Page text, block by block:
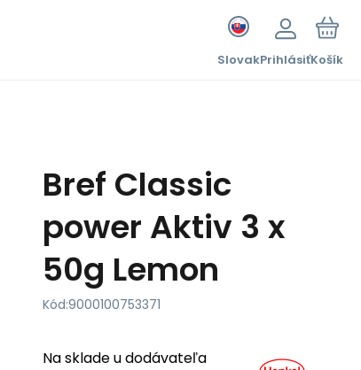
SlovakPrihlásiťKošík
Bref Classic
power Aktiv 3 x
50g Lemon
Kód:9000100753371
Na sklade u dodávateľa